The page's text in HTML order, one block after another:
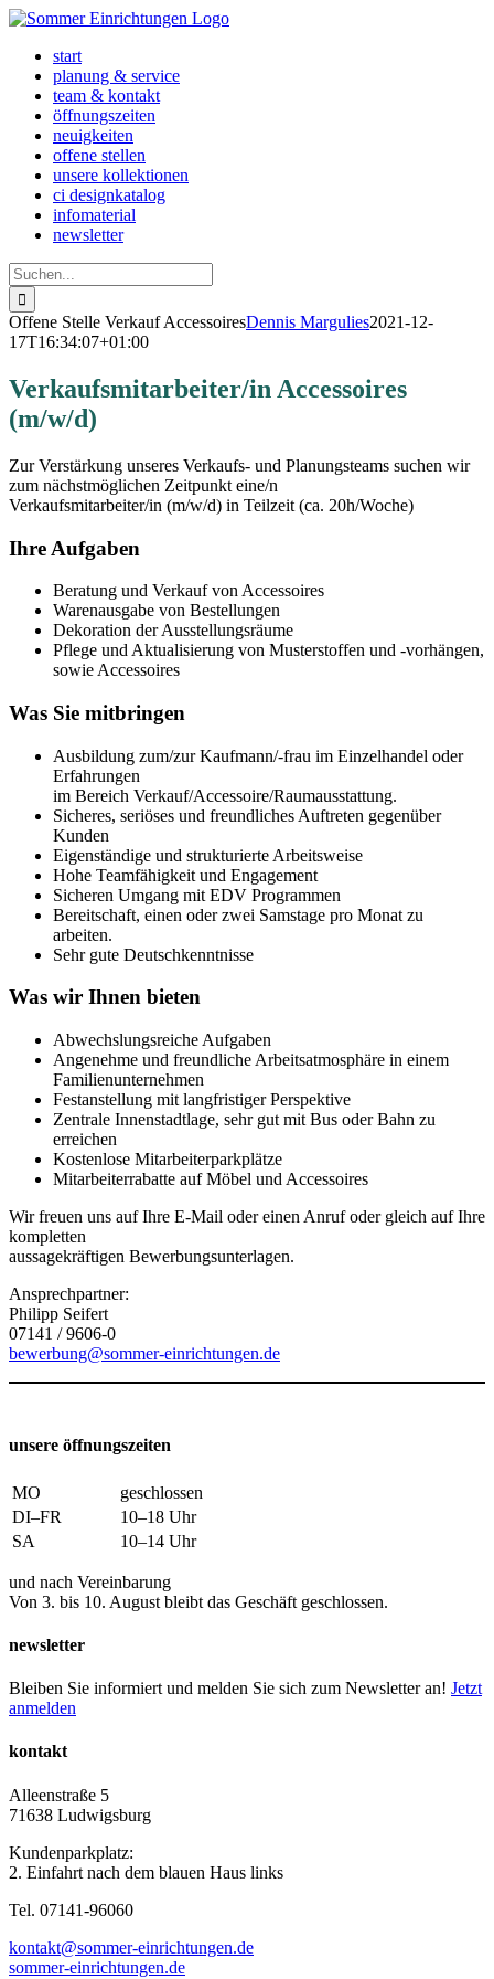
Zum
springenstart
planung & service
team & kontakt
öffnungszeiten
neuigkeiten
offene stellen
unsere kollektionen
ci designkatalog
infomaterial
newsletter
Suche
nach:
Offene Stelle Verkauf AccessoiresDennis Margulies2021-12-
17T16:34:07+01:00
Verkaufsmitarbeiter/in Accessoires
(m/w/d)
Zur Verstärkung unseres Verkaufs- und Planungsteams suchen wir
zum nächstmöglichen Zeitpunkt eine/n
Verkaufsmitarbeiter/in (m/w/d) in Teilzeit (ca. 20h/Woche)
Ihre Aufgaben
Beratung und Verkauf von Accessoires
Warenausgabe von Bestellungen
Dekoration der Ausstellungsräume
Pflege und Aktualisierung von Musterstoffen und -vorhängen,
sowie Accessoires
Was Sie mitbringen
Ausbildung zum/zur Kaufmann/-frau im Einzelhandel oder
Erfahrungen
im Bereich Verkauf/Accessoire/Raumausstattung.
Sicheres, seriöses und freundliches Auftreten gegenüber
Kunden
Eigenständige und strukturierte Arbeitsweise
Hohe Teamfähigkeit und Engagement
Sicheren Umgang mit EDV Programmen
Bereitschaft, einen oder zwei Samstage pro Monat zu
arbeiten.
Sehr gute Deutschkenntnisse
Was wir Ihnen bieten
Abwechslungsreiche Aufgaben
Angenehme und freundliche Arbeitsatmosphäre in einem
Familienunternehmen
Festanstellung mit langfristiger Perspektive
Zentrale Innenstadtlage, sehr gut mit Bus oder Bahn zu
erreichen
Kostenlose Mitarbeiterparkplätze
Mitarbeiterrabatte auf Möbel und Accessoires
Wir freuen uns auf Ihre E-Mail oder einen Anruf oder gleich auf Ihre
kompletten
aussagekräftigen Bewerbungsunterlagen.
Ansprechpartner:
Philipp Seifert
07141 / 9606-0
bewerbung@sommer-einrichtungen.de
unsere öffnungszeiten
MO
geschlossen
DI–FR
10–18 Uhr
SA
10–14 Uhr
und nach Vereinbarung
Von 3. bis 10. August bleibt das Geschäft geschlossen.
newsletter
Bleiben Sie informiert und melden Sie sich zum Newsletter an! Jetzt
anmelden
kontakt
Alleenstraße 5
71638 Ludwigsburg
Kundenparkplatz:
2. Einfahrt nach dem blauen Haus links
Tel. 07141-96060
kontakt@sommer-einrichtungen.de
sommer-einrichtungen.de